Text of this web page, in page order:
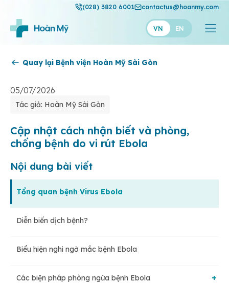
(028) 3820 6001 contactus@hoanmy.com
VN EN
Hoàn Mỹ
Hạnh Phúc
Thuận Mỹ
Quay lại Bệnh viện Hoàn Mỹ Sài Gòn
05/07/2026
Tác giả: Hoàn Mỹ Sài Gòn
Cập nhật cách nhận biết và phòng,
chống bệnh do vi rút Ebola
Nội dung bài viết
Tổng quan bệnh Virus Ebola
Diễn biến dịch bệnh?
Biểu hiện nghi ngờ mắc bệnh Ebola
Các biện pháp phòng ngừa bệnh Ebola